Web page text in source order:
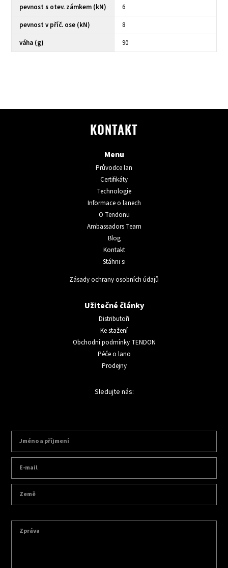
pevnost s otev. zámkem (kN)
6
pevnost v příč. ose (kN)
8
váha (g)
90
KONTAKT
Menu
Průvodce lan
Certifikáty
Technologie
Informace o lanech
O Tendonu
Ambassadors Team
Blog
Kontakt
Stáhni si
Zásady ochrany osobních údajů
Užitečné články
Distributoři
Ke stažení
Obchodní podmínky TENDON
Péče o lano
Prodejny
Sledujte nás: